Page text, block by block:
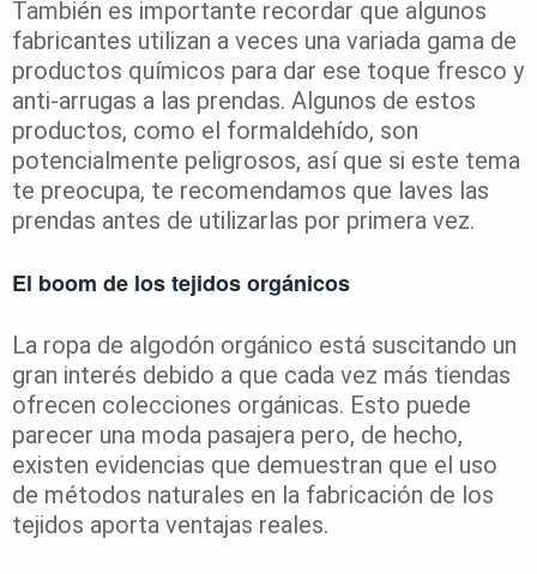
También es importante recordar que algunos
fabricantes utilizan a veces una variada gama de
productos químicos para dar ese toque fresco y
anti-arrugas a las prendas. Algunos de estos
productos, como el formaldehído, son
potencialmente peligrosos, así que si este tema
te preocupa, te recomendamos que laves las
prendas antes de utilizarlas por primera vez.
El boom de los tejidos orgánicos
La ropa de algodón orgánico está suscitando un
gran interés debido a que cada vez más tiendas
ofrecen colecciones orgánicas. Esto puede
parecer una moda pasajera pero, de hecho,
existen evidencias que demuestran que el uso
de métodos naturales en la fabricación de los
tejidos aporta ventajas reales.